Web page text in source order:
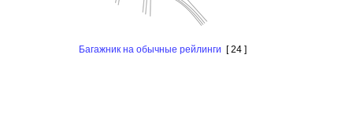
Багажник на обычные рейлинги [ 24 ]